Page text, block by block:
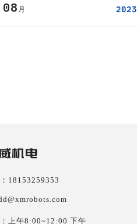
08 月 2023
18153259353
上午8:00~12:00 下午